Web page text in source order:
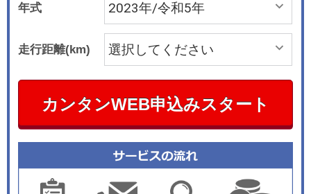
年式
走行距離(km)
カンタンWEB申込みスタート